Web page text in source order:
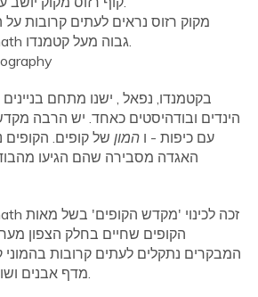
מקוק רזוס נראים לעתים קרובות
בקטמנדו, נפאל , ישנו מתחם
הינדים ובודהיסטים כאחד. יש הרבה
עם כיפות - ו המון של קופים.
האגדה מסבירה שהם הגיעו
הקופים שחיים בחלק הצפון
המבקרים נתקלים לעתים קרובות